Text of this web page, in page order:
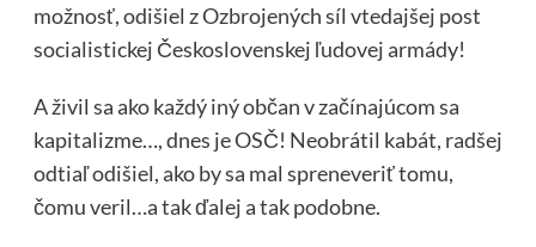
možnosť, odišiel z Ozbrojených síl vtedajšej post
socialistickej Československej ľudovej armády!
A živil sa ako každý iný občan v začínajúcom sa
kapitalizme…, dnes je OSČ! Neobrátil kabát, radšej
odtiaľ odišiel, ako by sa mal spreneveriť tomu,
čomu veril…a tak ďalej a tak podobne.